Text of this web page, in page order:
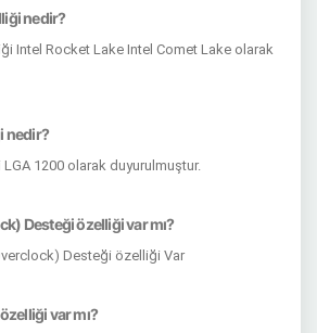
nedir?
Intel Rocket Lake Intel Comet Lake olarak
nedir?
1200 olarak duyurulmuştur.
Desteği özelliği var mı?
Desteği özelliği Var
var mı?